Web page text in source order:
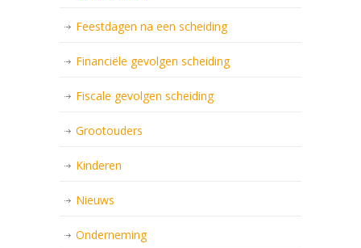
Feestdagen na een scheiding
Financiële gevolgen scheiding
Fiscale gevolgen scheiding
Grootouders
Kinderen
Nieuws
Onderneming